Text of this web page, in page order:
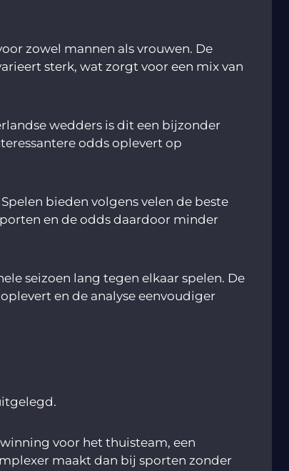
zowel mannen als vrouwen. De
sterk, wat zorgt voor een mix van
wedders is dit een bijzonder
odds oplevert op
bieden volgens velen de beste
en de odds daardoor minder
seizoen lang tegen elkaar spelen. De
en de analyse eenvoudiger
voor het thuisteam, een
maakt dan bij sporten zonder